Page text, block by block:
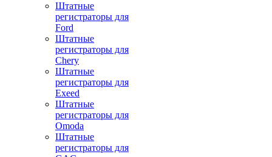
Штатные
регистраторы для
Ford
Штатные
регистраторы для
Chery
Штатные
регистраторы для
Exeed
Штатные
регистраторы для
Omoda
Штатные
регистраторы для